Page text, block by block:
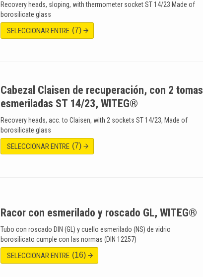
Recovery heads, sloping, with thermometer socket ST 14/23 Made of
borosilicate glass
SELECCIONAR ENTRE (7)
Cabezal Claisen de recuperación, con 2 tomas
esmeriladas ST 14/23, WITEG®
Recovery heads, acc. to Claisen, with 2 sockets ST 14/23, Made of
borosilicate glass
SELECCIONAR ENTRE (7)
Racor con esmerilado y roscado GL, WITEG®
Tubo con roscado DIN (GL) y cuello esmerilado (NS) de vidrio
borosilicato cumple con las normas (DIN 12257)
SELECCIONAR ENTRE (16)